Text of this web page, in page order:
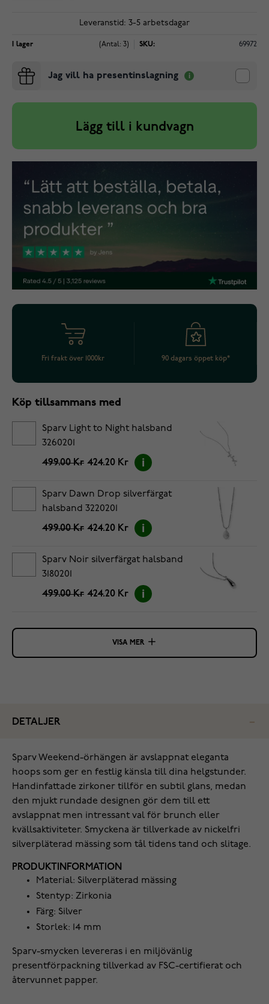
Leveranstid: 3-5 arbetsdagar
I lager (Antal: 3) SKU: 69972
Jag vill ha presentinslagning
Lägg till i kundvagn
Fri frakt över 1000kr 90 dagars öppet köp*
Köp tillsammans med
Sparv Light to Night halsband
3260201
499.00 Kr 424.20 Kr
Sparv Dawn Drop silverfärgat
halsband 3220201
499.00 Kr 424.20 Kr
Sparv Noir silverfärgat halsband
3180201
499.00 Kr 424.20 Kr
VISA MER
DETALJER
Sparv Weekend-örhängen är avslappnat eleganta
hoops som ger en festlig känsla till dina helgstunder.
Handinfattade zirkoner tillför en subtil glans, medan
den mjukt rundade designen gör dem till ett
avslappnat men intressant val för brunch eller
kvällsaktiviteter. Smyckena är tillverkade av nickelfri
silverpläterad mässing som tål tidens tand och slitage.
PRODUKTINFORMATION
Material: Silverpläterad mässing
Stentyp: Zirkonia
Färg: Silver
Storlek: 14 mm
Sparv-smycken levereras i en miljövänlig
presentförpackning tillverkad av FSC-certifierat och
återvunnet papper.